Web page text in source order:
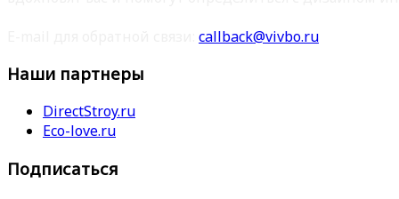
callback@vivbo.ru
Наши партнеры
DirectStroy.ru
Eco-love.ru
Подписаться